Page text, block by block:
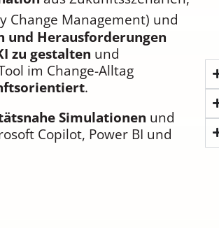
Management) und
und Herausforderungen
zu gestalten und
im Change-Alltag
.
Simulationen und
Copilot, Power BI und